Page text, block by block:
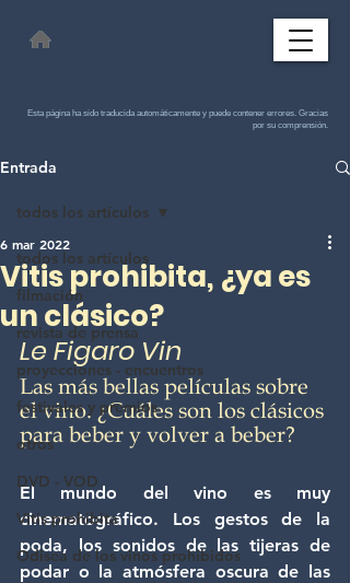
Esta página ha sido traducida automáticamente y puede contener errores. Gracias
por su comprensión.
Entrada
todos los artículos
filmación
revista de prensa
proyecciones - encuentros
festivales y premios
otros
DVD - VOD
Vitis prohibita
Odisea de los vinos prohibidos
todos los artículos
Vitis prohibita, ¿ya es
un clásico?
6 mar 2022
Le Figaro Vin
Las más bellas películas sobre
el vino. ¿Cuáles son los clásicos
para beber y volver a beber?
El mundo del vino es muy
cinematográfico. Los gestos de la
poda, los sonidos de las tijeras de
podar o la atmósfera oscura de las